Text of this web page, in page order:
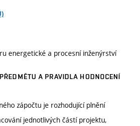
energetické a procesní inženýrství
A PRAVIDLA HODNOCENÍ
zápočtu je rozhodující plnění
jednotlivých částí projektu,